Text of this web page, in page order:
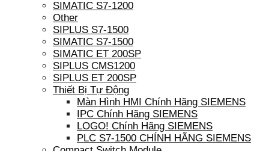
SIMATIC S7-1200
Other
SIPLUS S7-1500
SIMATIC S7-1500
SIMATIC ET 200SP
SIPLUS CMS1200
SIPLUS ET 200SP
Thiết Bị Tự Động
Màn Hình HMI Chính Hãng SIEMENS
IPC Chính Hãng SIEMENS
LOGO! Chính Hãng SIEMENS
PLC S7-1500 CHÍNH HÃNG SIEMENS